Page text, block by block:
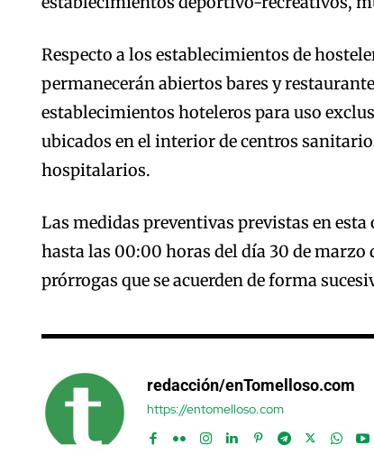
Respecto a los establecimientos de
permanecerán abiertos bares y
establecimientos hoteleros para uso
ubicados en el interior de centros
hospitalarios.
Las medidas preventivas previstas en
hasta las 00:00 horas del día 30 de marzo
prórrogas que se acuerden de forma
redacción/enTomelloso.com
https://entomelloso.com